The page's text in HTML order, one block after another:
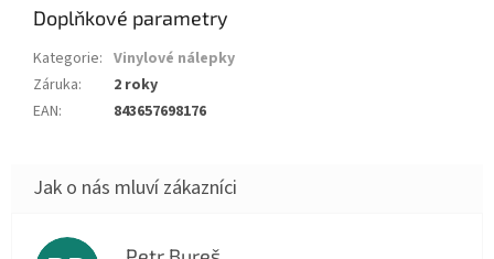
Doplňkové parametry
Kategorie: Vinylové nálepky
Záruka:
2 roky
EAN: 843657698176